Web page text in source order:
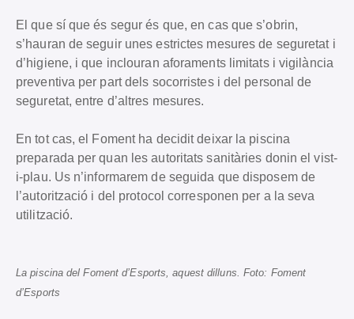
El que sí que és segur és que, en cas que s’obrin,
s’hauran de seguir unes estrictes mesures de seguretat i
d’higiene, i que inclouran aforaments limitats i vigilància
preventiva per part dels socorristes i del personal de
seguretat, entre d’altres mesures.
En tot cas, el Foment ha decidit deixar la piscina
preparada per quan les autoritats sanitàries donin el vist-
i-plau. Us n’informarem de seguida que disposem de
l’autorització i del protocol corresponen per a la seva
utilització.
La piscina del Foment d’Esports, aquest dilluns. Foto: Foment
d’Esports